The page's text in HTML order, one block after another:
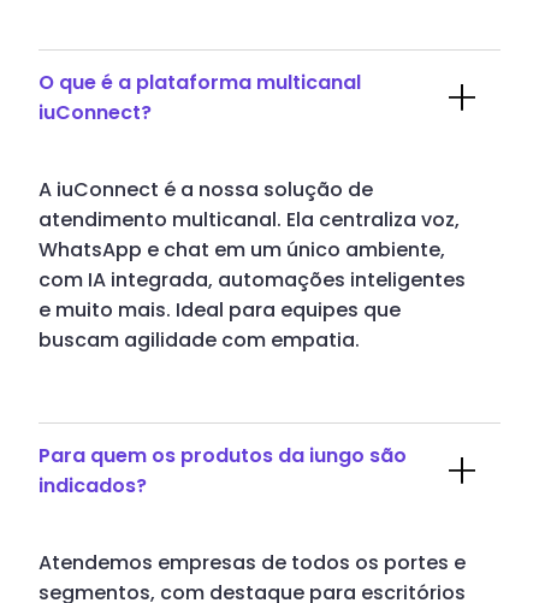
O que é a plataforma multicanal
iuConnect?
A iuConnect é a nossa solução de
atendimento multicanal. Ela centraliza voz,
WhatsApp e chat em um único ambiente,
com IA integrada, automações inteligentes
e muito mais. Ideal para equipes que
buscam agilidade com empatia.
Para quem os produtos da iungo são
indicados?
Atendemos empresas de todos os portes e
segmentos, com destaque para escritórios